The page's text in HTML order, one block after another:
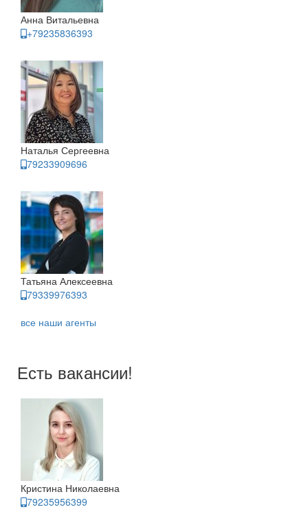
Анна Витальевна
+79235836393
Наталья Сергеевна
79233909696
Татьяна Алексеевна
79339976393
все наши агенты
Есть вакансии!
Кристина Николаевна
79235956399